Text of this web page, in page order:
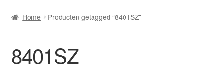
Betalingen
Home Producten getagged “8401SZ”
8401SZ